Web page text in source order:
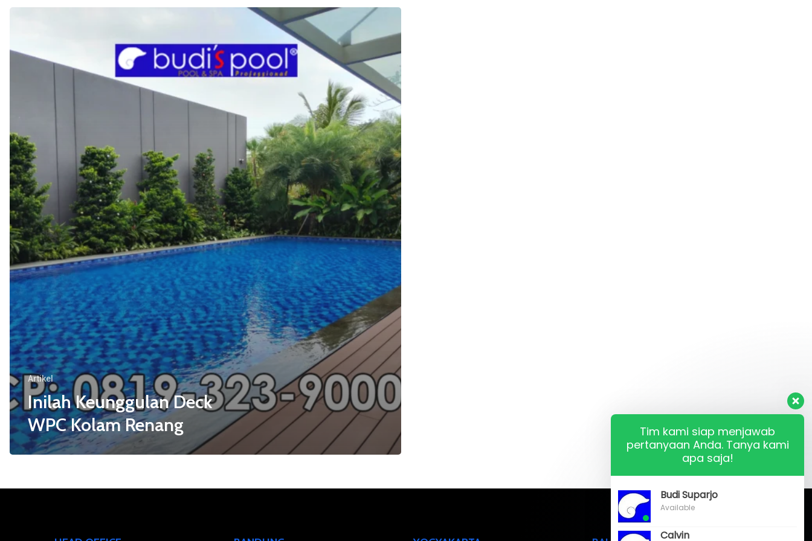
Deck
Artikel
Inilah Keunggulan Deck
WPC Kolam Renang
Tim kami siap menjawab
pertanyaan Anda. Tanya kami
apa saja!
Budi Suparjo
Available
Calvin